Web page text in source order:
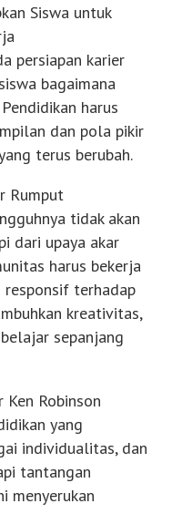
Siswa untuk
persiapan karier
bagaimana
harus
dan pola pikir
terus berubah.
Rumput
tidak akan
dari upaya akar
harus bekerja
responsif terhadap
kreativitas,
sepanjang
Ken Robinson
yang
individualitas, dan
tantangan
menyerukan